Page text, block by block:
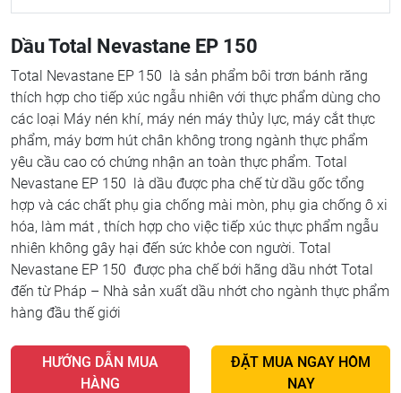
Dầu Total Nevastane EP 150
Total Nevastane EP 150 là sản phẩm bôi trơn bánh răng
thích hợp cho tiếp xúc ngẫu nhiên với thực phẩm dùng cho
các loại Máy nén khí, máy nén máy thủy lực, máy cắt thực
phẩm, máy bơm hút chân không trong ngành thực phẩm
yêu cầu cao có chứng nhận an toàn thực phẩm. Total
Nevastane EP 150 là dầu được pha chế từ dầu gốc tổng
hợp và các chất phụ gia chống mài mòn, phụ gia chống ô xi
hóa, làm mát , thích hợp cho việc tiếp xúc thực phẩm ngẫu
nhiên không gây hại đến sức khỏe con người. Total
Nevastane EP 150 được pha chế bới hãng dầu nhớt Total
đến từ Pháp – Nhà sản xuất dầu nhớt cho ngành thực phẩm
hàng đầu thế giới
HƯỚNG DẪN MUA
HÀNG
ĐẶT MUA NGAY HÔM
NAY